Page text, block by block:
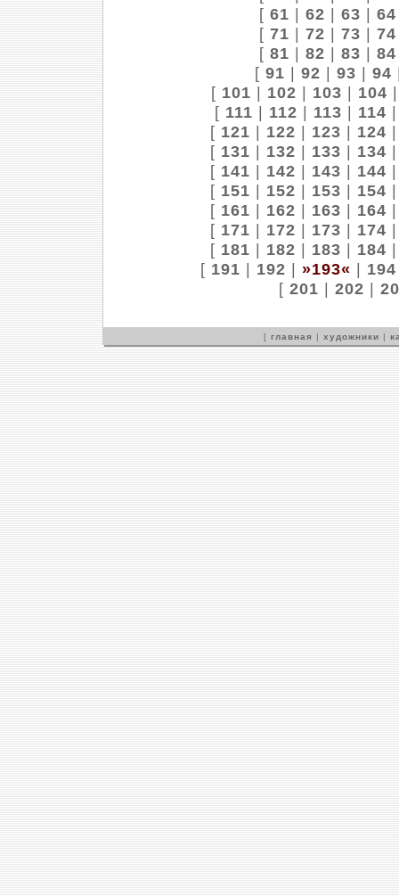
[ 61 | 62 | 63 | 64
[ 71 | 72 | 73 | 74
[ 81 | 82 | 83 | 84
[ 91 | 92 | 93 | 94
[ 101 | 102 | 103 | 104
[ 111 | 112 | 113 | 114
[ 121 | 122 | 123 | 124
[ 131 | 132 | 133 | 134
[ 141 | 142 | 143 | 144
[ 151 | 152 | 153 | 154
[ 161 | 162 | 163 | 164
[ 171 | 172 | 173 | 174
[ 181 | 182 | 183 | 184
[ 191 | 192 | »193« | 194
[ 201 | 202 |
[ главная | художники |